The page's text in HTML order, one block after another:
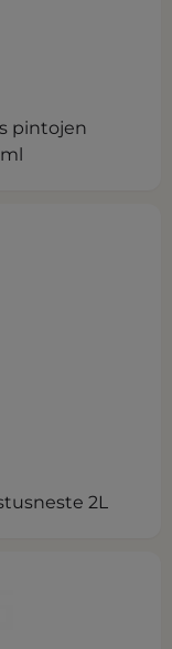
pintojen
2L